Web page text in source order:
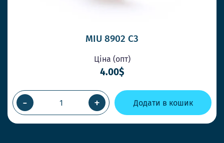
MIU 8902 C3
Ціна (опт)
4.00$
- + Додати в кошик